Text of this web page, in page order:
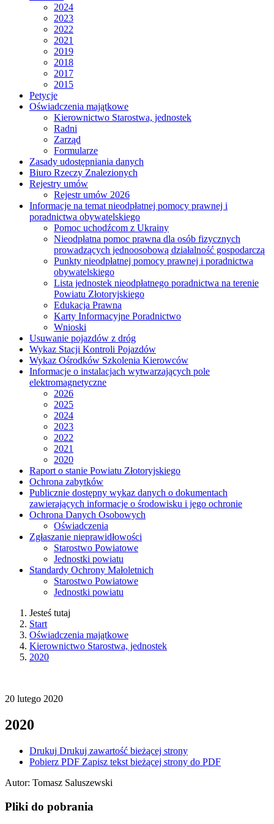
2024
2023
2022
2021
2019
2018
2017
2015
Petycje
Oświadczenia majątkowe
Kierownictwo Starostwa, jednostek
Radni
Zarząd
Formularze
Zasady udostępniania danych
Biuro Rzeczy Znalezionych
Rejestry umów
Rejestr umów 2026
Informacje na temat nieodpłatnej pomocy prawnej i
poradnictwa obywatelskiego
Pomoc uchodźcom z Ukrainy
Nieodpłatna pomoc prawna dla osób fizycznych
prowadzących jednoosobową działalność gospodarczą
Punkty nieodpłatnej pomocy prawnej i poradnictwa
obywatelskiego
Lista jednostek nieodpłatnego poradnictwa na terenie
Powiatu Złotoryjskiego
Edukacja Prawna
Karty Informacyjne Poradnictwo
Wnioski
Usuwanie pojazdów z dróg
Wykaz Stacji Kontroli Pojazdów
Wykaz Ośrodków Szkolenia Kierowców
Informacje o instalacjach wytwarzających pole
elektromagnetyczne
2026
2025
2024
2023
2022
2021
2020
Raport o stanie Powiatu Złotoryjskiego
Ochrona zabytków
Publicznie dostępny wykaz danych o dokumentach
zawierających informacje o środowisku i jego ochronie
Ochrona Danych Osobowych
Oświadczenia
Zgłaszanie nieprawidłowości
Starostwo Powiatowe
Jednostki powiatu
Standardy Ochrony Małoletnich
Starostwo Powiatowe
Jednostki powiatu
Jesteś tutaj
Start
Oświadczenia majątkowe
Kierownictwo Starostwa, jednostek
2020
20 lutego 2020
2020
Drukuj Drukuj zawartość bieżącej strony
Pobierz PDF Zapisz tekst bieżącej strony do PDF
Autor: Tomasz Saluszewski
Pliki do pobrania